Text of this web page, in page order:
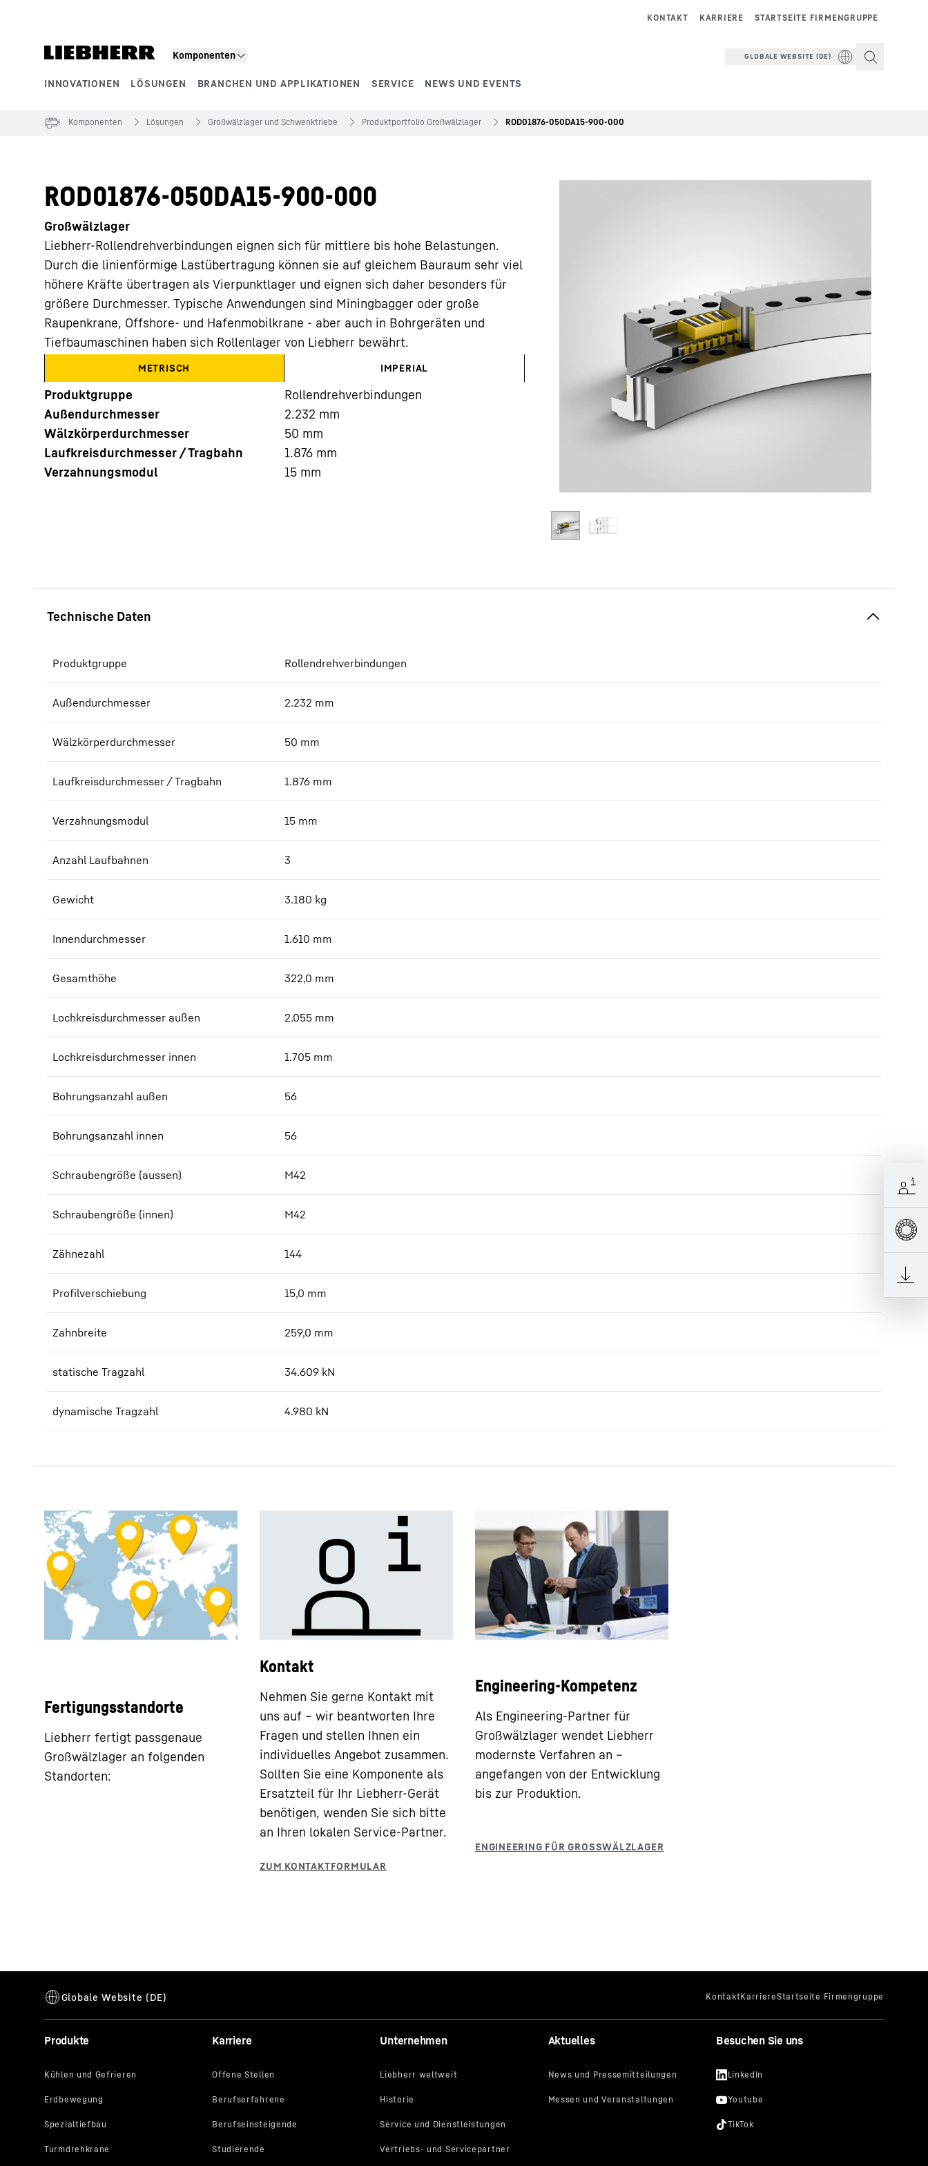
Komponenten
INNOVATIONEN LÖSUNGEN BRANCHEN UND APPLIKATIONEN SERVICE NEWS UND EVENTS
STARTSEITE FIRMENGRUPPE
KARRIERE
KONTAKT
GLOBALE WEBSITE (DE)
Mehr über die Firmengruppe
Komponenten Lösungen Großwälzlager und Schwenktriebe Produktportfolio Großwälzlager ROD01876-050DA15-900-000
ROD01876-050DA15-900-000
Großwälzlager
Liebherr-Rollendrehverbindungen eignen sich für mittlere bis hohe Belastungen.
Durch die linienförmige Lastübertragung können sie auf gleichem Bauraum sehr viel
höhere Kräfte übertragen als Vierpunktlager und eignen sich daher besonders für
größere Durchmesser. Typische Anwendungen sind Miningbagger oder große
Raupenkrane, Offshore- und Hafenmobilkrane - aber auch in Bohrgeräten und
Tiefbaumaschinen haben sich Rollenlager von Liebherr bewährt.
METRISCH IMPERIAL
Produktgruppe
Rollendrehverbindungen
Außendurchmesser
2.232 mm
Wälzkörperdurchmesser
50 mm
Laufkreisdurchmesser / Tragbahn
1.876 mm
Verzahnungsmodul
15 mm
Produktgruppe Rollendrehverbindungen
Außendurchmesser 2.232 mm
Wälzkörperdurchmesser 50 mm
Laufkreisdurchmesser / Tragbahn 1.876 mm
Verzahnungsmodul 15 mm
Anzahl Laufbahnen 3
Gewicht 3.180 kg
Innendurchmesser 1.610 mm
Gesamthöhe 322,0 mm
Lochkreisdurchmesser außen 2.055 mm
Lochkreisdurchmesser innen 1.705 mm
Bohrungsanzahl außen 56
Bohrungsanzahl innen 56
Schraubengröße (aussen) M42
Schraubengröße (innen) M42
Zähnezahl 144
Profilverschiebung 15,0 mm
Zahnbreite 259,0 mm
statische Tragzahl 34.609 kN
dynamische Tragzahl 4.980 kN
Fertigungsstandorte
Liebherr fertigt passgenaue
Großwälzlager an folgenden
Standorten:
Kontakt
Nehmen Sie gerne Kontakt mit
uns auf – wir beantworten Ihre
Fragen und stellen Ihnen ein
individuelles Angebot zusammen.
Sollten Sie eine Komponente als
Ersatzteil für Ihr Liebherr-Gerät
benötigen, wenden Sie sich bitte
an Ihren lokalen Service-Partner.
Engineering-Kompetenz
Als Engineering-Partner für
Großwälzlager wendet Liebherr
modernste Verfahren an –
angefangen von der Entwicklung
bis zur Produktion.
Produkte Karriere Unternehmen Aktuelles Besuchen Sie uns